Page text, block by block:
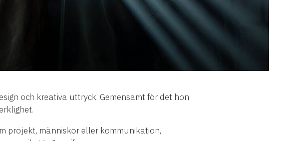
och kreativa uttryck. Gemensamt för det hon
projekt, människor eller kommunikation,